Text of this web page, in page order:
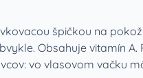
špičkou na
Obsahuje vitamín
vo vlasovom vačku